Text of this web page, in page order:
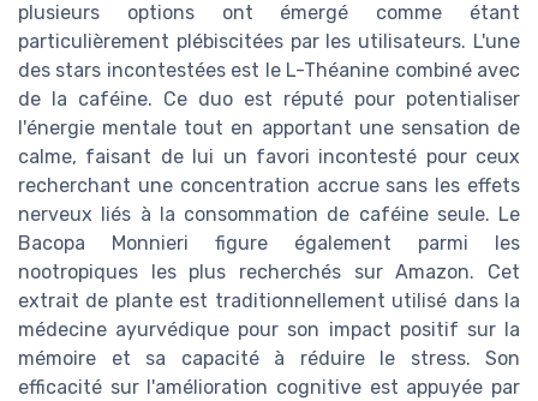
plusieurs options ont émergé comme étant
particulièrement plébiscitées par les utilisateurs. L'une
des stars incontestées est le L-Théanine combiné avec
de la caféine. Ce duo est réputé pour potentialiser
l'énergie mentale tout en apportant une sensation de
calme, faisant de lui un favori incontesté pour ceux
recherchant une concentration accrue sans les effets
nerveux liés à la consommation de caféine seule. Le
Bacopa Monnieri figure également parmi les
nootropiques les plus recherchés sur Amazon. Cet
extrait de plante est traditionnellement utilisé dans la
médecine ayurvédique pour son impact positif sur la
mémoire et sa capacité à réduire le stress. Son
efficacité sur l'amélioration cognitive est appuyée par